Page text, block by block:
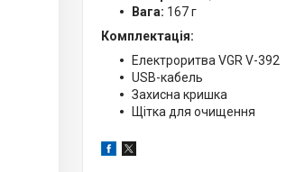
Вага: 167 г
Комплектація:
Електроритва VGR V-392
USB-кабель
Захисна кришка
Щітка для очищення